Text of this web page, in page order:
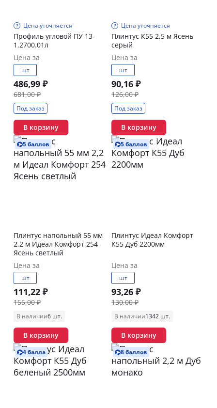
Цена уточняется
Профиль угловой ПУ 13-
1.2700.01л
Цена за
шт
486,99 ₽
681,00 ₽
Под заказ
В корзину
Цена уточняется
Плинтус К55 2,5 м Ясень
серый
Цена за
шт
90,16 ₽
126,00 ₽
Под заказ
В корзину
5 баллов
Плинтус напольный 55 мм
2,2 м Идеал Комфорт 254
Ясень светлый
Цена за
шт
111,22 ₽
155,00 ₽
В наличии6 шт.
В корзину
5 баллов
Плинтус Идеал Комфорт
К55 Дуб 2200мм
Цена за
шт
93,26 ₽
130,00 ₽
В наличии1342 шт.
В корзину
4 балла 8 баллов